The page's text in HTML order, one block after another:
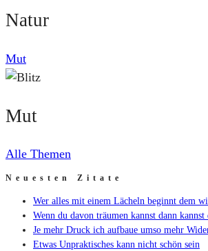
Natur
Mut
Mut
Alle Themen
Neuesten Zitate
Wer alles mit einem Lächeln beginnt dem
Wenn du davon träumen kannst dann kannst
Je mehr Druck ich aufbaue umso mehr
Etwas Unpraktisches kann nicht schön sein